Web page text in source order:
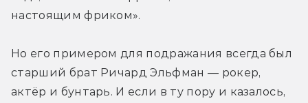
настоящим фриком».
Но его примером для подражания всегда был
старший брат Ричард Эльфман — рокер,
актёр и бунтарь. И если в ту пору и казалось,